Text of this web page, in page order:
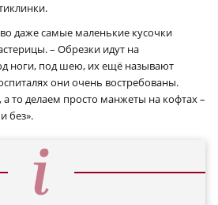
даже самые маленькие кусочки
– Обрезки идут на
ноги, под шею, их ещё называют
они очень востребованы.
то делаем просто манжеты на кофтах –
без».